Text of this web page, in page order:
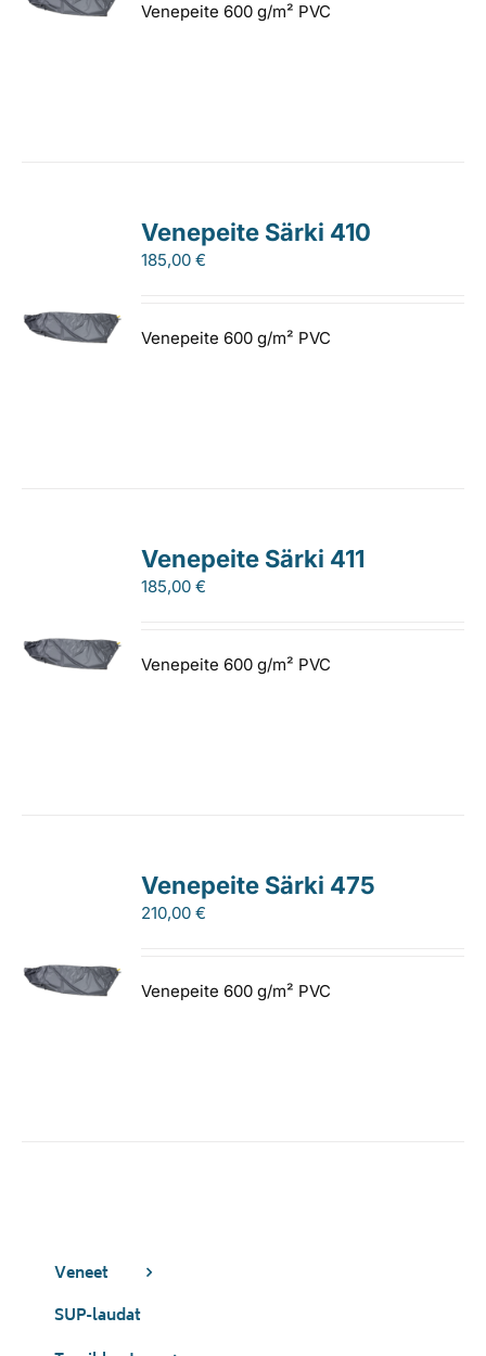
Venepeite 600 g/m² PVC
Venepeite Särki 410
185,00€
Venepeite 600 g/m² PVC
Venepeite Särki 411
185,00€
Venepeite 600 g/m² PVC
Venepeite Särki 475
210,00€
Venepeite 600 g/m² PVC
Veneet
SUP-laudat